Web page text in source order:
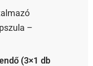
–
(3×1 db